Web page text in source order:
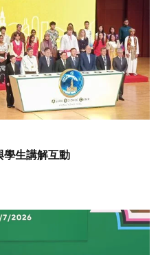
學生講解互動